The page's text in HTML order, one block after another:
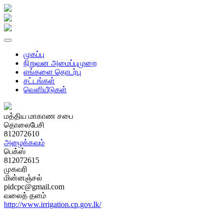
முகப்பு
நிறுவன அமைப்புமுறை
எங்களை தொடர்பு
சட்டங்கள்
வௌியீடுகள்
மத்திய மாகாண சபை
தொலைபேசி
812072610
அழைக்கவும்
பெக்ஸ்
812072615
முகவரி
மின்னஞ்சல்
pidcpc@gmail.com
வலைத் தளம்
http://www.irrigation.cp.gov.lk/